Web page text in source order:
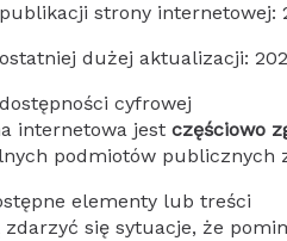
strony internetowej:
dużej aktualizacji:
cyfrowej
internetowa jestczęściowo
podmiotów publicznych
elementy lub treści
zdarzyć się sytuacje, że